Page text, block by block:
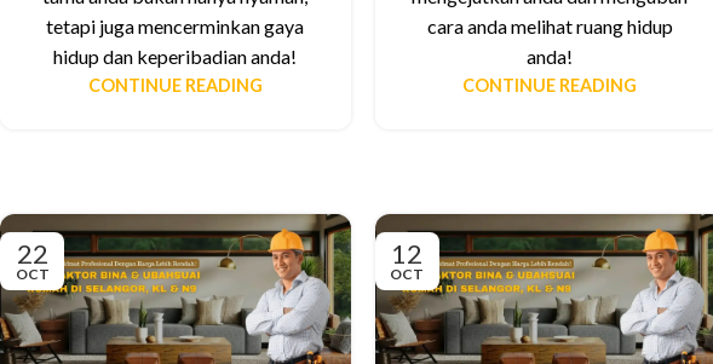
tetapi juga mencerminkan gaya
hidup dan keperibadian anda!
CONTINUE READING
cara anda melihat ruang hidup
anda!
CONTINUE READING
22
OCT
12
OCT